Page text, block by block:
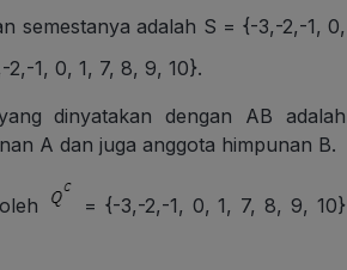
semestanya adalah S = {-3,-2,-1, 0,
2,-1, 0, 1, 7, 8, 9, 10}.
dinyatakan dengan AB adalah
A dan juga anggota himpunan B.
= {-3,-2,-1, 0, 1, 7, 8, 9, 10}